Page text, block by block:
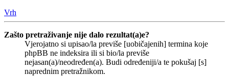
Vrh
Zašto pretraživanje nije dalo rezultat(a)e?
Vjerojatno si upisao/la previše [uobičajenih] termina koje
phpBB ne indeksira ili si bio/la previše
nejasan(a)/neodređen(a). Budi određeniji/a te pokušaj [s]
naprednim pretražnikom.